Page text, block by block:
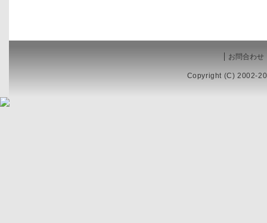
お問合わせ
Copyright (C) 2002-